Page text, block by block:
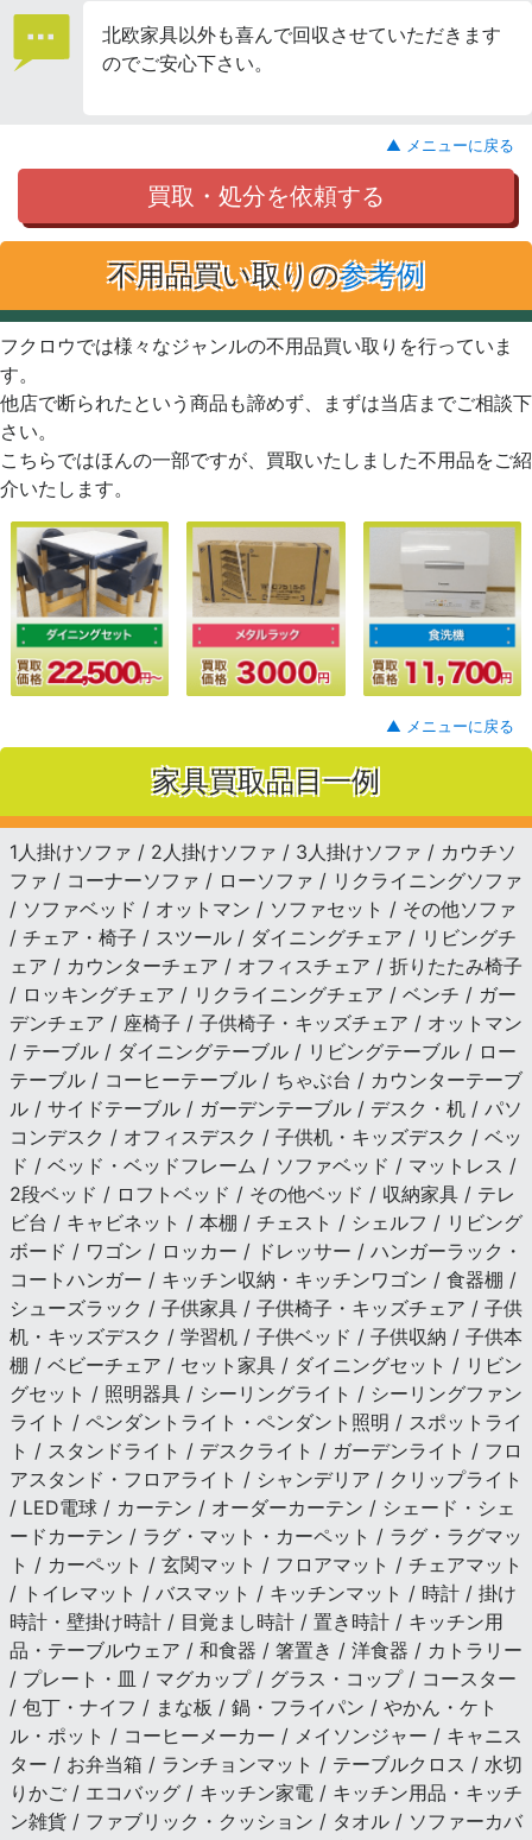
北欧家具以外も喜んで回収させていただきます
のでご安心下さい。
▲ メニューに戻る
買取・処分を依頼する
不用品買い取りの参考例
フクロウでは様々なジャンルの不用品買い取りを行っていま
す。
他店で断られたという商品も諦めず、まずは当店までご相談下
さい。
こちらではほんの一部ですが、買取いたしました不用品をご紹
介いたします。
▲ メニューに戻る
家具買取品目一例
1人掛けソファ / 2人掛けソファ / 3人掛けソファ / カウチソ
ファ / コーナーソファ / ローソファ / リクライニングソファ
/ ソファベッド / オットマン / ソファセット / その他ソファ
/ チェア・椅子 / スツール / ダイニングチェア / リビングチ
ェア / カウンターチェア / オフィスチェア / 折りたたみ椅子
/ ロッキングチェア / リクライニングチェア / ベンチ / ガー
デンチェア / 座椅子 / 子供椅子・キッズチェア / オットマン
/ テーブル / ダイニングテーブル / リビングテーブル / ロー
テーブル / コーヒーテーブル / ちゃぶ台 / カウンターテーブ
ル / サイドテーブル / ガーデンテーブル / デスク・机 / パソ
コンデスク / オフィスデスク / 子供机・キッズデスク / ベッ
ド / ベッド・ベッドフレーム / ソファベッド / マットレス /
2段ベッド / ロフトベッド / その他ベッド / 収納家具 / テレ
ビ台 / キャビネット / 本棚 / チェスト / シェルフ / リビング
ボード / ワゴン / ロッカー / ドレッサー / ハンガーラック・
コートハンガー / キッチン収納・キッチンワゴン / 食器棚 /
シューズラック / 子供家具 / 子供椅子・キッズチェア / 子供
机・キッズデスク / 学習机 / 子供ベッド / 子供収納 / 子供本
棚 / ベビーチェア / セット家具 / ダイニングセット / リビン
グセット / 照明器具 / シーリングライト / シーリングファン
ライト / ペンダントライト・ペンダント照明 / スポットライ
ト / スタンドライト / デスクライト / ガーデンライト / フロ
アスタンド・フロアライト / シャンデリア / クリップライト
/ LED電球 / カーテン / オーダーカーテン / シェード・シェ
ードカーテン / ラグ・マット・カーペット / ラグ・ラグマッ
ト / カーペット / 玄関マット / フロアマット / チェアマット
/ トイレマット / バスマット / キッチンマット / 時計 / 掛け
時計・壁掛け時計 / 目覚まし時計 / 置き時計 / キッチン用
品・テーブルウェア / 和食器 / 箸置き / 洋食器 / カトラリー
/ プレート・皿 / マグカップ / グラス・コップ / コースター
/ 包丁・ナイフ / まな板 / 鍋・フライパン / やかん・ケト
ル・ポット / コーヒーメーカー / メイソンジャー / キャニス
ター / お弁当箱 / ランチョンマット / テーブルクロス / 水切
りかご / エコバッグ / キッチン家電 / キッチン用品・キッチ
ン雑貨 / ファブリック・クッション / タオル / ソファーカバ